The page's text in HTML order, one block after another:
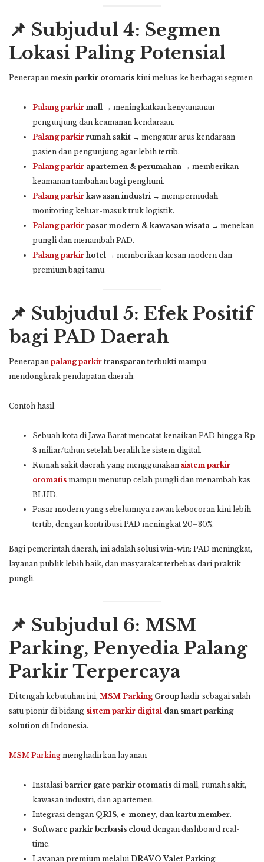
📌 Subjudul 4: Segmen
Lokasi Paling Potensial
Penerapan mesin parkir otomatis kini meluas ke berbagai segmen
Palang parkir mall → meningkatkan kenyamanan
pengunjung dan keamanan kendaraan.
Palang parkir rumah sakit → mengatur arus kendaraan
pasien dan pengunjung agar lebih tertib.
Palang parkir apartemen & perumahan → memberikan
keamanan tambahan bagi penghuni.
Palang parkir kawasan industri → mempermudah
monitoring keluar-masuk truk logistik.
Palang parkir pasar modern & kawasan wisata → menekan
pungli dan menambah PAD.
Palang parkir hotel → memberikan kesan modern dan
premium bagi tamu.
📌 Subjudul 5: Efek Positif
bagi PAD Daerah
Penerapan palang parkir transparan terbukti mampu
mendongkrak pendapatan daerah.
Contoh hasil
Sebuah kota di Jawa Barat mencatat kenaikan PAD hingga Rp
8 miliar/tahun setelah beralih ke sistem digital.
Rumah sakit daerah yang menggunakan sistem parkir
otomatis mampu menutup celah pungli dan menambah kas
BLUD.
Pasar modern yang sebelumnya rawan kebocoran kini lebih
tertib, dengan kontribusi PAD meningkat 20–30%.
Bagi pemerintah daerah, ini adalah solusi win-win: PAD meningkat,
layanan publik lebih baik, dan masyarakat terbebas dari praktik
pungli.
📌 Subjudul 6: MSM
Parking, Penyedia Palang
Parkir Terpercaya
Di tengah kebutuhan ini, MSM ParkingGroup hadir sebagai salah
satu pionir di bidang sistem parkir digital dan smart parking
solution di Indonesia.
MSM Parking menghadirkan layanan
Instalasibarrier gate parkir otomatis di mall, rumah sakit,
kawasan industri, dan apartemen.
Integrasi dengan QRIS, e-money, dan kartu member.
Software parkir berbasis cloud dengan dashboard real-
time.
Layanan premium melaluiDRAVO Valet Parking.